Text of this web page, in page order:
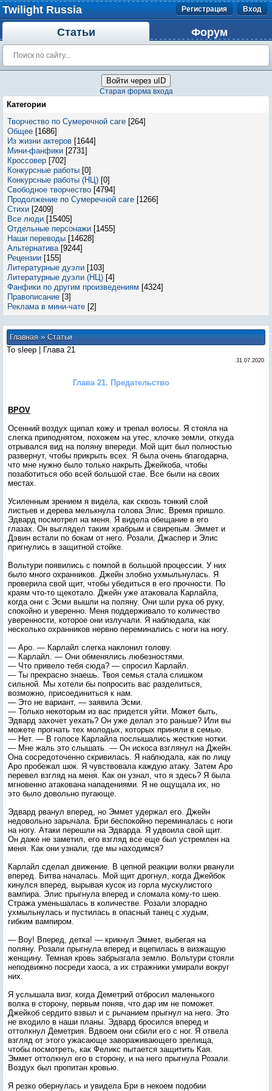
Twilight Russia Регистрация Вход
Статьи Форум
Войти через uID
Старая форма входа
Категории
Творчество по Сумеречной саге [264]
Общее [1686]
Из жизни актеров [1644]
Мини-фанфики [2731]
Кроссовер [702]
Конкурсные работы [0]
Конкурсные работы (НЦ) [0]
Свободное творчество [4794]
Продолжение по Сумеречной саге [1266]
Стихи [2409]
Все люди [15405]
Отдельные персонажи [1455]
Наши переводы [14628]
Альтернатива [9244]
Рецензии [155]
Литературные дуэли [103]
Литературные дуэли (НЦ) [4]
Фанфики по другим произведениям [4324]
Правописание [3]
Реклама в мини-чате [2]
Главная»Статьи
To sleep | Глава 21
31.07.2020
Глава 21. Предательство
BPOV
Осенний воздух щипал кожу и трепал волосы. Я стояла на
слегка приподнятом, похожем на утес, клочке земли, откуда
отрывался вид на поляну впереди. Мой щит был полностью
развернут, чтобы прикрыть всех. Я была очень благодарна,
что мне нужно было только накрыть Джейкоба, чтобы
позаботиться обо всей большой стае. Все были на своих
местах.
Усиленным зрением я видела, как сквозь тонкий слой
листьев и дерева мелькнула голова Элис. Время пришло.
Эдвард посмотрел на меня. Я видела обещание в его
глазах. Он выглядел таким храбрым и свирепым. Эммет и
Дэвин встали по бокам от него. Розали, Джаспер и Элис
пригнулись в защитной стойке.
Вольтури появились с помпой в большой процессии. У них
было много охранников. Джейн злобно ухмыльнулась. Я
проверила свой щит, чтобы убедиться в его прочности. По
краям что-то щекотало. Джейн уже атаковала Карлайла,
когда они с Эсми вышли на поляну. Они шли рука об руку,
спокойно и уверенно. Меня поддерживало то количество
уверенности, которое они излучали. Я наблюдала, как
несколько охранников нервно переминались с ноги на ногу.
— Аро. — Карлайл слегка наклонил голову.
— Карлайл. — Они обменялись любезностями.
— Что привело тебя сюда? — спросил Карлайл.
— Ты прекрасно знаешь. Твоя семья стала слишком
сильной. Мы хотели бы попросить вас разделиться,
возможно, присоединиться к нам.
— Это не вариант, — заявила Эсми.
— Только некоторым из вас придется уйти. Может быть,
Эдвард захочет уехать? Он уже делал это раньше? Или вы
можете прогнать тех молодых, которых приняли в семью.
— Нет. — В голосе Карлайла послышались жесткие нотки.
— Мне жаль это слышать. — Он искоса взглянул на Джейн.
Она сосредоточенно скривилась. Я наблюдала, как по лицу
Аро пробежал шок. Я чувствовала каждую атаку. Затем Аро
перевел взгляд на меня. Как он узнал, что я здесь? Я была
мгновенно атакована нападениями. Я не ощущала их, но
это было довольно пугающе.
Эдвард рванул вперед, но Эммет удержал его. Джейн
недовольно зарычала. Бри беспокойно переминалась с ноги
на ногу. Атаки перешли на Эдварда. Я удвоила свой щит.
Он даже не заметил, его взгляд все еще был устремлен на
меня. Как они узнали, где мы находимся?
Карлайл сделал движение. В цепной реакции волки рванули
вперед. Битва началась. Мой щит дрогнул, когда Джейбок
кинулся вперед, вырывая кусок из горла мускулистого
вампира. Элис прыгнула вперед и сломала кому-то шею.
Стража уменьшалась в количестве. Розали злорадно
ухмыльнулась и пустилась в опасный танец с худым,
гибким вампиром.
— Воу! Вперед, детка! — крикнул Эммет, выбегая на
поляну. Розали прыгнула вперед и вцепилась в визжащую
женщину. Темная кровь забрызгала землю. Вольтури стояли
неподвижно посреди хаоса, а их стражники умирали вокруг
них.
Я услышала визг, когда Деметрий отбросил маленького
волка в сторону, первым поняв, что дар им не поможет.
Джейкоб сердито взвыл и с рычанием прыгнул на него. Это
не входило в наши планы. Эдвард бросился вперед и
оттолкнул Деметрия. Вдвоем они сбили его с ног. Я отвела
взгляд от этого ужасающе завораживающего зрелища,
чтобы посмотреть, как Феликс пытается защитить Кая.
Эммет оттолкнул его в сторону, и на него прыгнула Розали.
Воздух был пропитан кровью.
Я резко обернулась и увидела Бри в некоем подобии